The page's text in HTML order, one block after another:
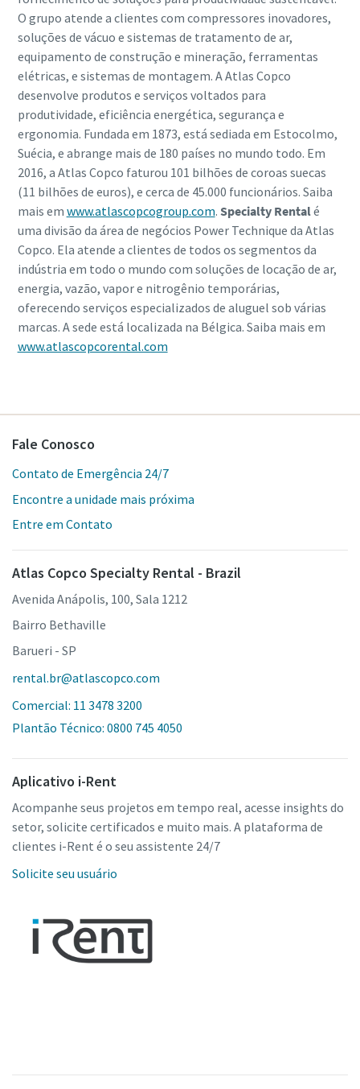
O grupo atende a clientes com compressores inovadores,
soluções de vácuo e sistemas de tratamento de ar,
equipamento de construção e mineração, ferramentas
elétricas, e sistemas de montagem. A Atlas Copco
desenvolve produtos e serviços voltados para
produtividade, eficiência energética, segurança e
ergonomia. Fundada em 1873, está sediada em Estocolmo,
Suécia, e abrange mais de 180 países no mundo todo. Em
2016, a Atlas Copco faturou 101 bilhões de coroas suecas
(11 bilhões de euros), e cerca de 45.000 funcionários. Saiba
mais em www.atlascopcogroup.com. Specialty Rentalé
uma divisão da área de negócios Power Technique da Atlas
Copco. Ela atende a clientes de todos os segmentos da
indústria em todo o mundo com soluções de locação de ar,
energia, vazão, vapor e nitrogênio temporárias,
oferecendo serviços especializados de aluguel sob várias
marcas. A sede está localizada na Bélgica. Saiba mais em
www.atlascopcorental.com
Fale Conosco
Contato de Emergência 24/7
Encontre a unidade mais próxima
Entre em Contato
Atlas Copco Specialty Rental - Brazil
Avenida Anápolis, 100, Sala 1212
Bairro Bethaville
Barueri - SP
rental.br@atlascopco.com
Comercial: 11 3478 3200
Plantão Técnico: 0800 745 4050
Aplicativo i-Rent
Acompanhe seus projetos em tempo real, acesse insights do
setor, solicite certificados e muito mais. A plataforma de
clientes i-Rent é o seu assistente 24/7
Solicite seu usuário